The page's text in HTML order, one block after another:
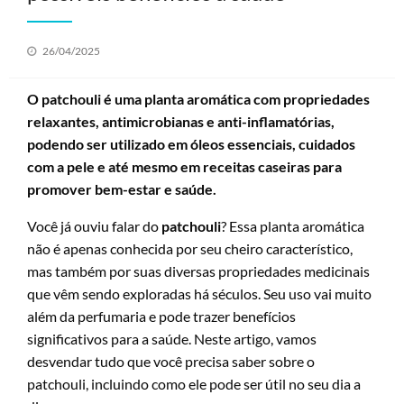
Posted
26/04/2025
O patchouli é uma planta aromática com propriedades
relaxantes, antimicrobianas e anti-inflamatórias,
podendo ser utilizado em óleos essenciais, cuidados
com a pele e até mesmo em receitas caseiras para
promover bem-estar e saúde.
Você já ouviu falar do patchouli? Essa planta aromática
não é apenas conhecida por seu cheiro característico,
mas também por suas diversas propriedades medicinais
que vêm sendo exploradas há séculos. Seu uso vai muito
além da perfumaria e pode trazer benefícios
significativos para a saúde. Neste artigo, vamos
desvendar tudo que você precisa saber sobre o
patchouli, incluindo como ele pode ser útil no seu dia a